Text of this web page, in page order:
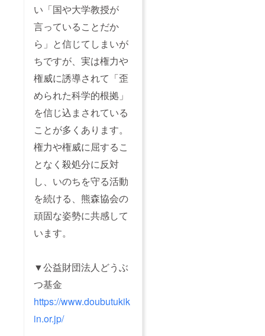
い「国や大学教授が
言っていることだか
ら」と信じてしまいが
ちですが、実は権力や
権威に誘導されて「歪
められた科学的根拠」
を信じ込まされている
ことが多くあります。
権力や権威に屈するこ
となく殺処分に反対
し、いのちを守る活動
を続ける、熊森協会の
頑固な姿勢に共感して
います。
▼公益財団法人どうぶ
つ基金
https://www.doubutukik
in.or.jp/